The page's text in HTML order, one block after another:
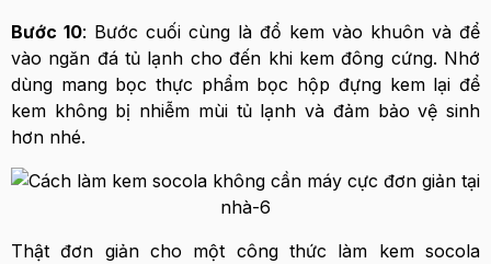
Bước 10: Bước cuối cùng là đổ kem vào khuôn và để
vào ngăn đá tủ lạnh cho đến khi kem đông cứng. Nhớ
dùng mang bọc thực phẩm bọc hộp đựng kem lại để
kem không bị nhiễm mùi tủ lạnh và đảm bảo vệ sinh
hơn nhé.
Thật đơn giản cho một công thức làm kem socola